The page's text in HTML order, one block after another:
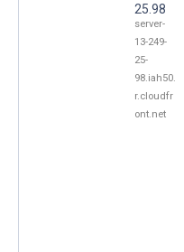
25.98
server-
13-249-
25-
98.iah50.
r.cloudfr
ont.net